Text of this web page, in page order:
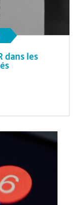
dans les